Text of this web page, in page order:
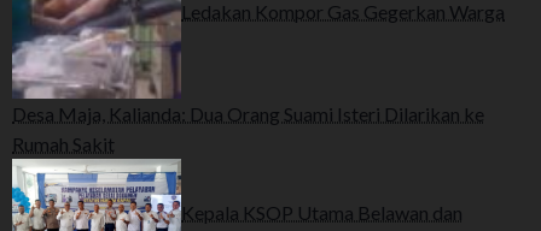
Ledakan Kompor Gas Gegerkan Warga
Desa Maja, Kalianda: Dua Orang Suami Isteri Dilarikan ke
Rumah Sakit
Kepala KSOP Utama Belawan dan